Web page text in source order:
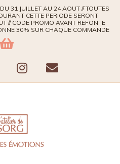
31 JUILLET AU 24 AOUT // TOUTES
CETTE PERIODE SERONT
// CODE PROMO AVANT REFONTE
30% SUR CHAQUE COMMANDE
Instagram
Email